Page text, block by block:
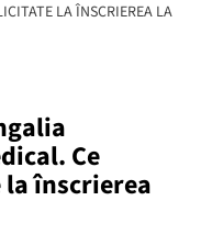
LA ÎNSCRIEREA LA
Ce
înscrierea